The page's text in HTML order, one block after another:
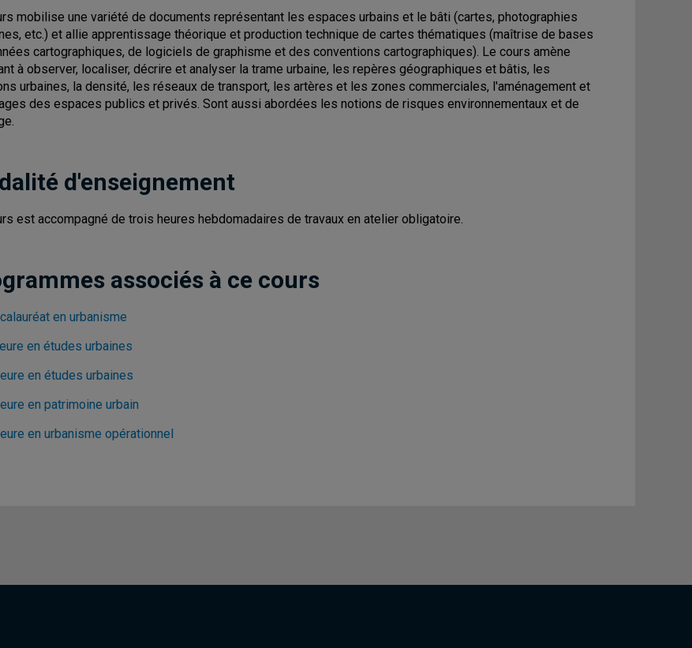
mobilise une variété de documents représentant les espaces urbains et le bâti (cartes, photographies
etc.) et allie apprentissage théorique et production technique de cartes thématiques (maîtrise de bases
cartographiques, de logiciels de graphisme et des conventions cartographiques). Le cours amène
à observer, localiser, décrire et analyser la trame urbaine, les repères géographiques et bâtis, les
urbaines, la densité, les réseaux de transport, les artères et les zones commerciales, l'aménagement et
des espaces publics et privés. Sont aussi abordées les notions de risques environnementaux et de
d'enseignement
est accompagné de trois heures hebdomadaires de travaux en atelier obligatoire.
associés à ce cours
en urbanisme
en études urbaines
en études urbaines
en patrimoine urbain
en urbanisme opérationnel